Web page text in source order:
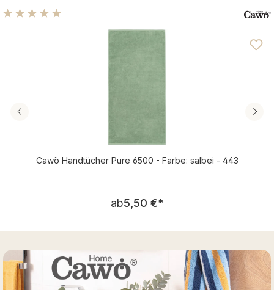
Durchschnittliche Bewertung von 4.89 von 5 Sternen
Cawö Handtücher Pure 6500 - Farbe: salbei - 443
Regulärer Preis:
ab5,50 €*